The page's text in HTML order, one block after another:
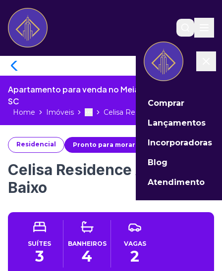
Comprar
Lançamentos
Incorporadoras
Blog
Atendimento
Apartamento para venda no Meia Praia de Itapema -
SC
Home Imóveis More
Toggle menu
Celisa Residence Andar Baixo...
Residencial Pronto para morar #26262
Celisa Residence Andar
Baixo
SUÍTES
3
BANHEIROS
4
VAGAS
2